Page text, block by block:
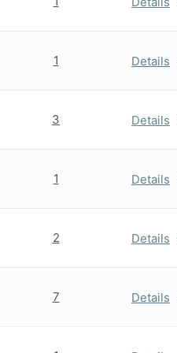
1 Details
3 Details
1 Details
2 Details
7 Details